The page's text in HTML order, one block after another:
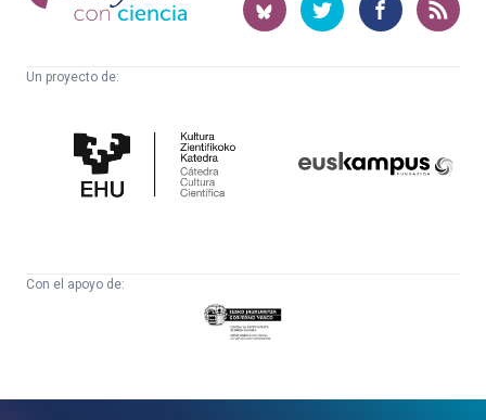
ciencia
Un proyecto de:
Cultura
Científica
Con el apoyo de:
Eusko
Jaurlaritza